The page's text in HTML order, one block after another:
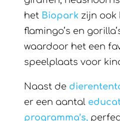
speelplaats voor
Naast de
er een aantal
programma’s,
kampeerders van
programma’s
workshops en